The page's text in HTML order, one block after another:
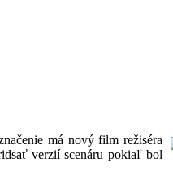
má nový film režiséra
verzií scenáru pokiaľ bol